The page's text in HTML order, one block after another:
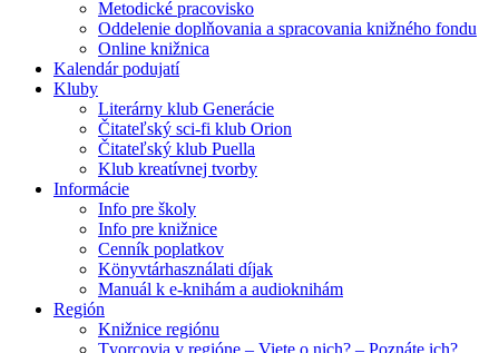
Metodické pracovisko
Oddelenie doplňovania a spracovania knižného fondu
Online knižnica
Kalendár podujatí
Kluby
Literárny klub Generácie
Čitateľský sci-fi klub Orion
Čitateľský klub Puella
Klub kreatívnej tvorby
Informácie
Info pre školy
Info pre knižnice
Cenník poplatkov
Könyvtárhasználati díjak
Manuál k e-knihám a audioknihám
Región
Knižnice regiónu
Tvorcovia v regióne – Viete o nich? – Poznáte ich?